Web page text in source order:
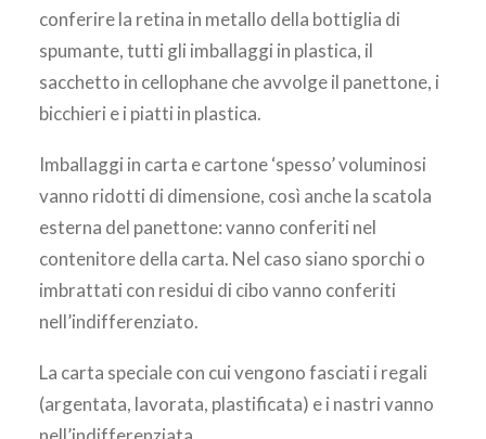
conferire la retina in metallo della bottiglia di
spumante, tutti gli imballaggi in plastica, il
sacchetto in cellophane che avvolge il panettone, i
bicchieri e i piatti in plastica.
Imballaggi in carta e cartone ‘spesso’ voluminosi
vanno ridotti di dimensione, così anche la scatola
esterna del panettone: vanno conferiti nel
contenitore della carta. Nel caso siano sporchi o
imbrattati con residui di cibo vanno conferiti
nell’indifferenziato.
La carta speciale con cui vengono fasciati i regali
(argentata, lavorata, plastificata) e i nastri vanno